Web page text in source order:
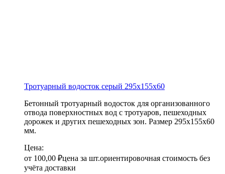
Тротуарный водосток серый 295х155х60
Бетонный тротуарный водосток для организованного
отвода поверхностных вод с тротуаров, пешеходных
дорожек и других пешеходных зон. Размер 295х155х60
мм.
Цена:
от 100,00 ₽цена за шт.ориентировочная стоимость без
учёта доставки